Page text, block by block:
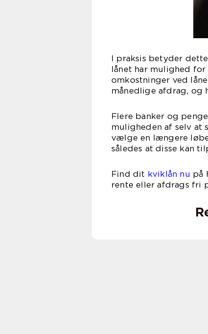
I praksis betyder
lånet har mulighed
omkostninger ved
månedlige afdrag, og
Flere banker og
muligheden af selv at
vælge en længere
således at disse kan
Find dit kviklån nu på
rente eller afdrags fri